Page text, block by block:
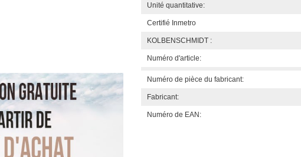
Unité quantitative:
Certifié Inmetro
KOLBENSCHMIDT :
Numéro d'article:
Numéro de pièce du fabricant:
Fabricant:
Numéro de EAN: